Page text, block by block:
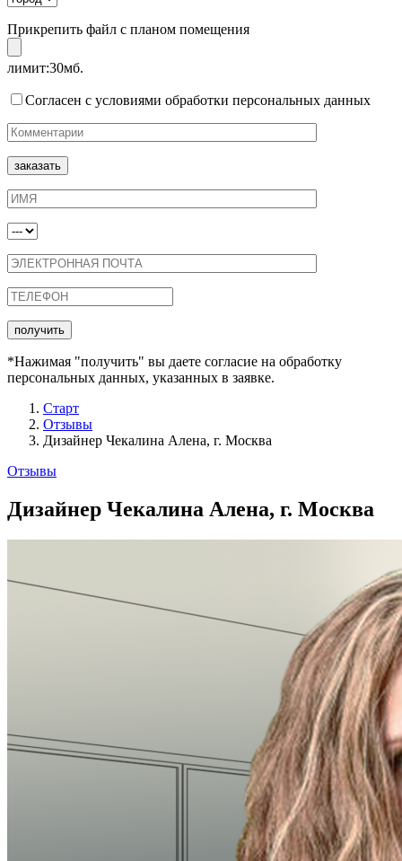
Прикрепить файл с планом помещения
лимит:30мб.
Согласен с условиями обработки персональных данных
*Нажимая "получить" вы даете согласие на обработку
персональных данных, указанных в заявке.
Старт
Отзывы
Дизайнер Чекалина Алена, г. Москва
Отзывы
Дизайнер Чекалина Алена, г. Москва